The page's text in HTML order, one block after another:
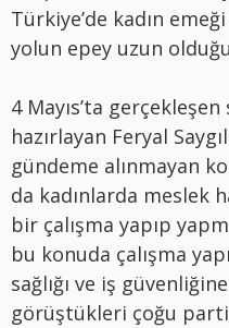
Türkiye’de kadın
yolun epey uzun
4 Mayıs’ta
hazırlayan Feryal
gündeme alınmayan
da kadınlarda meslek
bir çalışma yapıp
bu konuda çalışma
sağlığı ve iş
görüştükleri çoğu